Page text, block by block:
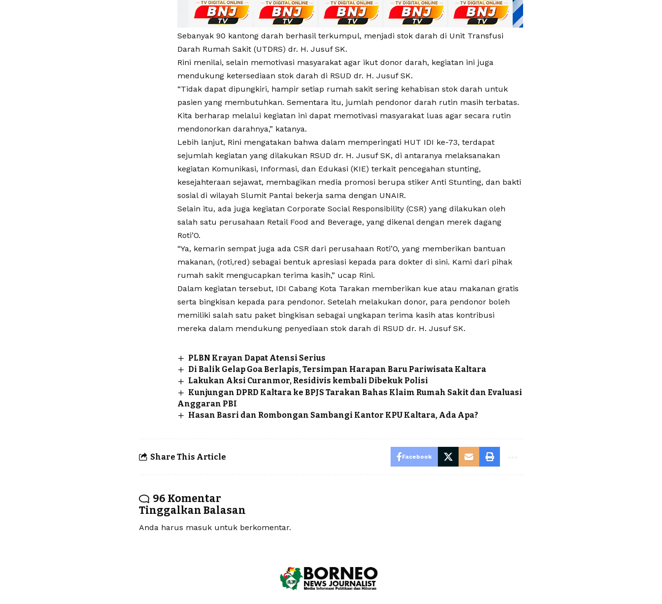
Sebanyak 90 kantong darah berhasil terkumpul, menjadi stok darah di Unit Transfusi
Darah Rumah Sakit (UTDRS) dr. H. Jusuf SK.
Rini menilai, selain memotivasi masyarakat agar ikut donor darah, kegiatan ini juga
mendukung ketersediaan stok darah di RSUD dr. H. Jusuf SK.
“Tidak dapat dipungkiri, hampir setiap rumah sakit sering kehabisan stok darah untuk
pasien yang membutuhkan. Sementara itu, jumlah pendonor darah rutin masih terbatas.
Kita berharap melalui kegiatan ini dapat memotivasi masyarakat luas agar secara rutin
mendonorkan darahnya,” katanya.
Lebih lanjut, Rini mengatakan bahwa dalam memperingati HUT IDI ke-73, terdapat
sejumlah kegiatan yang dilakukan RSUD dr. H. Jusuf SK, di antaranya melaksanakan
kegiatan Komunikasi, Informasi, dan Edukasi (KIE) terkait pencegahan stunting,
kesejahteraan sejawat, membagikan media promosi berupa stiker Anti Stunting, dan bakti
sosial di wilayah Slumit Pantai bekerja sama dengan UNAIR.
Selain itu, ada juga kegiatan Corporate Social Responsibility (CSR) yang dilakukan oleh
salah satu perusahaan Retail Food and Beverage, yang dikenal dengan merek dagang
Roti’O.
“Ya, kemarin sempat juga ada CSR dari perusahaan Roti’O, yang memberikan bantuan
makanan, (roti,red) sebagai bentuk apresiasi kepada para dokter di sini. Kami dari pihak
rumah sakit mengucapkan terima kasih,” ucap Rini.
Dalam kegiatan tersebut, IDI Cabang Kota Tarakan memberikan kue atau makanan gratis
serta bingkisan kepada para pendonor. Setelah melakukan donor, para pendonor boleh
memiliki salah satu paket bingkisan sebagai ungkapan terima kasih atas kontribusi
mereka dalam mendukung penyediaan stok darah di RSUD dr. H. Jusuf SK.
PLBN Krayan Dapat Atensi Serius
Di Balik Gelap Goa Berlapis, Tersimpan Harapan Baru Pariwisata Kaltara
Lakukan Aksi Curanmor, Residivis kembali Dibekuk Polisi
Kunjungan DPRD Kaltara ke BPJS Tarakan Bahas Klaim Rumah Sakit dan Evaluasi
Anggaran PBI
Hasan Basri dan Rombongan Sambangi Kantor KPU Kaltara, Ada Apa?
Share This Article Facebook
96 Komentar
Tinggalkan Balasan
Anda harus masuk untuk berkomentar.